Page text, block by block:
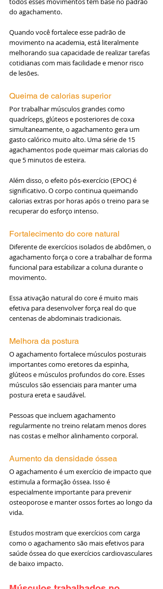
do agachamento.
Quando você fortalece esse padrão de
movimento na academia, está literalmente
melhorando sua capacidade de realizar tarefas
cotidianas com mais facilidade e menor risco
de lesões.
Queima de calorias superior
Por trabalhar músculos grandes como
quadríceps, glúteos e posteriores de coxa
simultaneamente, o agachamento gera um
gasto calórico muito alto. Uma série de 15
agachamentos pode queimar mais calorias do
que 5 minutos de esteira.
Além disso, o efeito pós-exercício (EPOC) é
significativo. O corpo continua queimando
calorias extras por horas após o treino para se
recuperar do esforço intenso.
Fortalecimento do core natural
Diferente de exercícios isolados de abdômen, o
agachamento força o core a trabalhar de forma
funcional para estabilizar a coluna durante o
movimento.
Essa ativação natural do core é muito mais
efetiva para desenvolver força real do que
centenas de abdominais tradicionais.
Melhora da postura
O agachamento fortalece músculos posturais
importantes como eretores da espinha,
glúteos e músculos profundos do core. Esses
músculos são essenciais para manter uma
postura ereta e saudável.
Pessoas que incluem agachamento
regularmente no treino relatam menos dores
nas costas e melhor alinhamento corporal.
Aumento da densidade óssea
O agachamento é um exercício de impacto que
estimula a formação óssea. Isso é
especialmente importante para prevenir
osteoporose e manter ossos fortes ao longo da
vida.
Estudos mostram que exercícios com carga
como o agachamento são mais efetivos para
saúde óssea do que exercícios cardiovasculares
de baixo impacto.